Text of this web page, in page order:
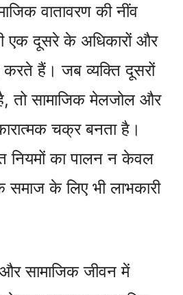
वातावरण की नींव
एक दूसरे के अधिकारों और
करते हैं। जब व्यक्ति दूसरों
तो सामाजिक मेलजोल और
चक्र बनता है।
नियमों का पालन न केवल
समाज के लिए भी लाभकारी
सामाजिक जीवन में